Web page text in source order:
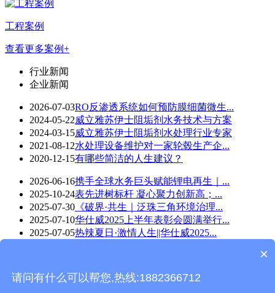
工程案例
查看更多案例+
行业新闻
企业新闻
2026-07-03RO反渗透系统如何预防膜细菌微生...
2024-05-22威立雅苏伊士阻垢剂水务技术与方案
2024-03-15威立雅苏伊士阻垢剂水处理行业专家
2021-08-12水处理设备维护对一家轮毂生产企...
2020-12-15有哪些简洁的人生建议？
2026-06-16携手全球水务巨头赋能锂电再生｜...
2025-10-24表先进树标杆 凝心聚力创新高；...
2025-07-30 《破界·共生｜泛珠三角环境治理...
2025-07-10华仕威2025上半年表彰会圆满举行...
2025-07-05热辣夏日·激情人生||华仕威2025...
×
请问有什么可以帮您,热线:1882366712